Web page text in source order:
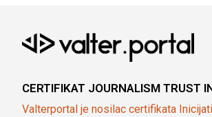
CERTIFIKAT JOURNALISM TRUST
Valterportal je nosilac certifikata